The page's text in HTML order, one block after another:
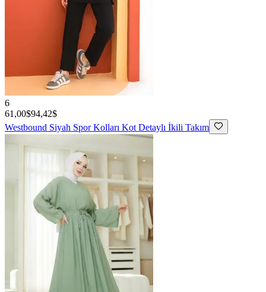
6
61,00$94,42$
Westbound Siyah Spor Kolları Kot Detaylı İkili Takım